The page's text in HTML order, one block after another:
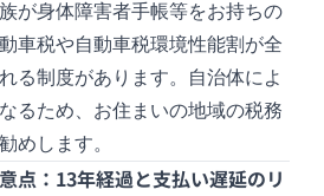
が身体障害者手帳等をお持ちの
車税や自動車税環境性能割が全
る制度があります。自治体によ
るため、お住まいの地域の税務
めします。
点：13年経過と支払い遅延のリ